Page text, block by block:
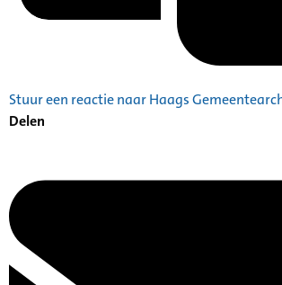
Stuur een reactie naar Haags
Delen